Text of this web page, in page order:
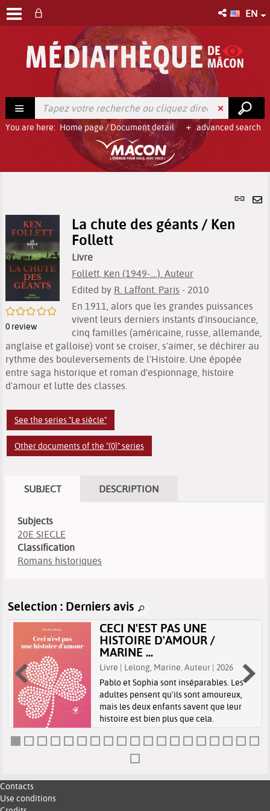
EN
advanced search
You are here: Home page/Document detail
link
/5
0 review
La chute des géants / Ken
Follett
Livre
Follett, Ken (1949-....). Auteur
Edited by R. Laffont. Paris - 2010
En 1911, alors que les grandes puissances
vivent leurs derniers instants d'insouciance,
cinq familles (américaine, russe, allemande,
anglaise et galloise) vont se croiser, s'aimer, se déchirer au
rythme des bouleversements de l'Histoire. Une épopée
entre saga historique et roman d'espionnage, histoire
d'amour et lutte des classes.
See the series "Le siècle"
Other documents of the "(0}" series
SUBJECT DESCRIPTION
Subjects
20E SIECLE
Classification
Romans historiques
Selection : Derniers avis
CECI N'EST PAS UNE
HISTOIRE D'AMOUR /
MARINE ...
Livre | Lelong, Marine. Auteur | 2026
Pablo et Sophia sont inséparables. Les
adultes pensent qu'ils sont amoureux,
mais les deux enfants savent que leur
histoire est bien plus que cela.
Contacts
Use conditions